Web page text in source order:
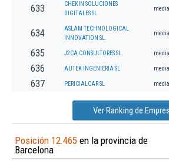
633
CHEKIN SOLUCIONES
DIGITALES SL.
634
ASLAM TECHNOLOGICAL
INNOVATION SL.
635 J2CA CONSULTORES SL.
636 AUTEK INGENIERIA SL
637 PERICIALCAR SL
Ver Ranking de
Posición 12.465 en la provincia de
Barcelona